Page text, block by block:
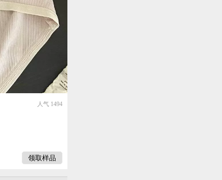
人气 1494
领取样品